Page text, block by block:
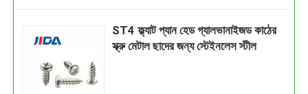
ST4 ফ্ল্যাট প্যান হেড গ্যালভানাইজড কাঠের
স্ক্রু মেটাল ছাদের জন্য স্টেইনলেস স্টীল